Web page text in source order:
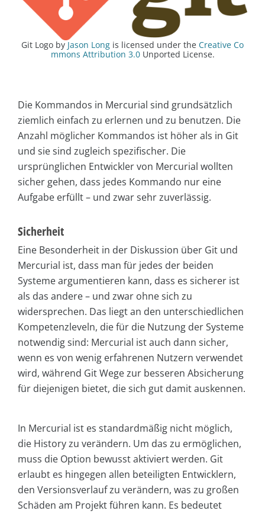
Git Logo by Jason Long is licensed under the Creative Co
mmons Attribution 3.0 Unported License.
Die Kommandos in Mercurial sind grundsätzlich
ziemlich einfach zu erlernen und zu benutzen. Die
Anzahl möglicher Kommandos ist höher als in Git
und sie sind zugleich spezifischer. Die
ursprünglichen Entwickler von Mercurial wollten
sicher gehen, dass jedes Kommando nur eine
Aufgabe erfüllt – und zwar sehr zuverlässig.
Sicherheit
Eine Besonderheit in der Diskussion über Git und
Mercurial ist, dass man für jedes der beiden
Systeme argumentieren kann, dass es sicherer ist
als das andere – und zwar ohne sich zu
widersprechen. Das liegt an den unterschiedlichen
Kompetenzleveln, die für die Nutzung der Systeme
notwendig sind: Mercurial ist auch dann sicher,
wenn es von wenig erfahrenen Nutzern verwendet
wird, während Git Wege zur besseren Absicherung
für diejenigen bietet, die sich gut damit auskennen.
In Mercurial ist es standardmäßig nicht möglich,
die History zu verändern. Um das zu ermöglichen,
muss die Option bewusst aktiviert werden. Git
erlaubt es hingegen allen beteiligten Entwicklern,
den Versionsverlauf zu verändern, was zu großen
Schäden am Projekt führen kann. Es bedeutet